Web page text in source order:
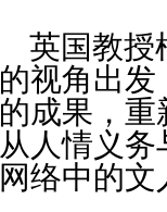
英国教授
的视角出
的成果，
从人情义
网络中的